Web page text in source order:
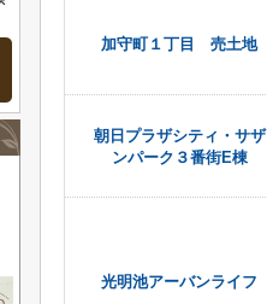
加守町１丁目 売土地
朝日プラザシティ・サザ
ンパーク３番街E棟
光明池アーバンライフ